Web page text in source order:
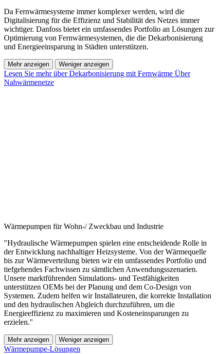
Da Fernwärmesysteme immer komplexer werden, wird die
Digitalisierung für die Effizienz und Stabilität des Netzes immer
wichtiger. Danfoss bietet ein umfassendes Portfolio an Lösungen zur
Optimierung von Fernwärmesystemen, die die Dekarbonisierung
und Energieeinsparung in Städten unterstützen.
Mehr anzeigen Weniger anzeigen
Lesen Sie mehr über Dekarbonisierung mit Fernwärme Über
Nahwärmenetze
Wärmepumpen für Wohn-/ Zweckbau und Industrie
"Hydraulische Wärmepumpen spielen eine entscheidende Rolle in
der Entwicklung nachhaltiger Heizsysteme. Von der Wärmequelle
bis zur Wärmeverteilung bieten wir ein umfassendes Portfolio und
tiefgehendes Fachwissen zu sämtlichen Anwendungsszenarien.
Unsere marktführenden Simulations- und Testfähigkeiten
unterstützen OEMs bei der Planung und dem Co-Design von
Systemen. Zudem helfen wir Installateuren, die korrekte Installation
und den hydraulischen Abgleich durchzuführen, um die
Energieeffizienz zu maximieren und Kosteneinsparungen zu
erzielen."
Mehr anzeigen Weniger anzeigen
Wärmepumpe-Lösungen